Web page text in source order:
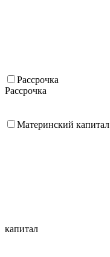
Рассрочка
Рассрочка
Материнский капитал
капитал